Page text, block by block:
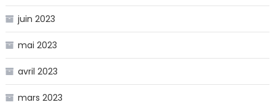
juin 2023
mai 2023
avril 2023
mars 2023